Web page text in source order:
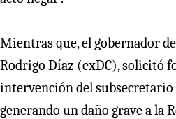
Mientras que, el gobernador
Rodrigo Díaz (exDC), solicitó
intervención del
generando un daño grave a la